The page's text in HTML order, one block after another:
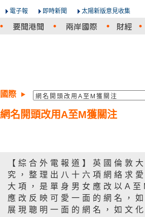
電子報 即時新聞 太陽新版意見收集
國際
網名開頭改用A至M獲關注
【綜合外電報道】英國倫敦
究，整理出八十六項網絡求
大項，是單身男女應改以A
應改反映可愛一面的網名，
展現聰明一面的網名，如